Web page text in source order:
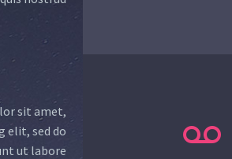
sit amet,
elit, sed do
ut labore

